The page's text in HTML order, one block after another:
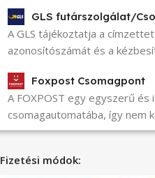
GLS futárszolgálat/
A GLS tájékoztatja a
azonosítószámát és a
Foxpost Csomagpont
A FOXPOST egy egyszerű
csomagautomatába, így nem
Fizetési módok: